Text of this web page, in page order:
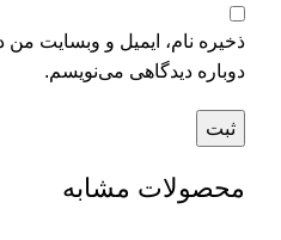
ذخیره نام، ایمیل و وبسایت
دوباره دیدگاهی می‌نویسم.
محصولات مشابه